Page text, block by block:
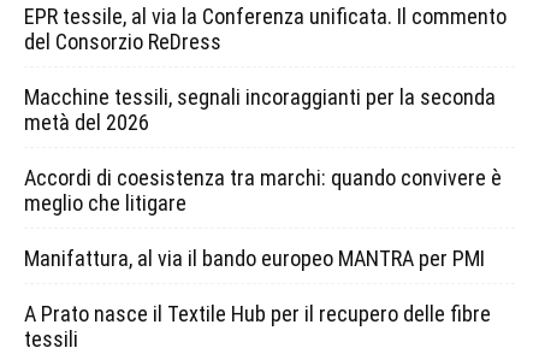
EPR tessile, al via la Conferenza unificata. Il commento
del Consorzio ReDress
Macchine tessili, segnali incoraggianti per la seconda
metà del 2026
Accordi di coesistenza tra marchi: quando convivere è
meglio che litigare
Manifattura, al via il bando europeo MANTRA per PMI
A Prato nasce il Textile Hub per il recupero delle fibre
tessili